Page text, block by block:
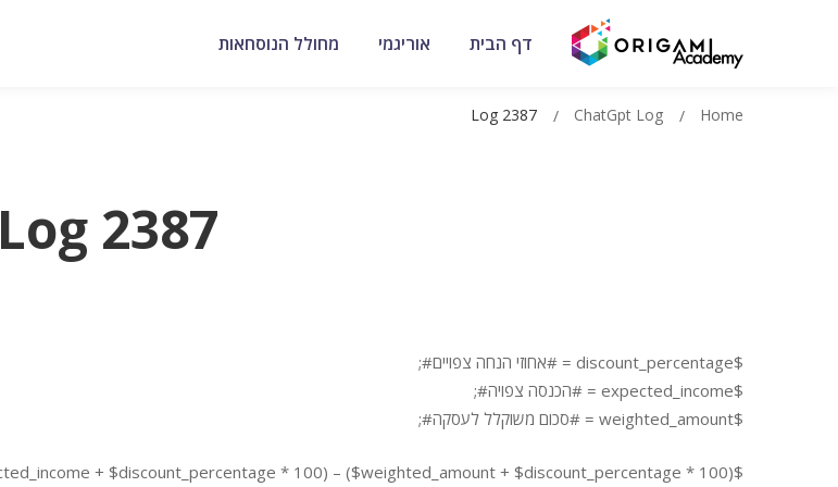
דף הבית אוריגמי מחולל הנוסחאות
Log 2387
Home
ChatGpt Log
Log 2387
$discount_percentage = #אחוזי הנחה צפויים#;
$expected_income = #הכנסה צפויה#;
$weighted_amount = #סכום משוקלל לעסקה#;
$result = ($expected_income + $discount_percentage * 100) – ($weighted_amount + $discount_percentage * 100);